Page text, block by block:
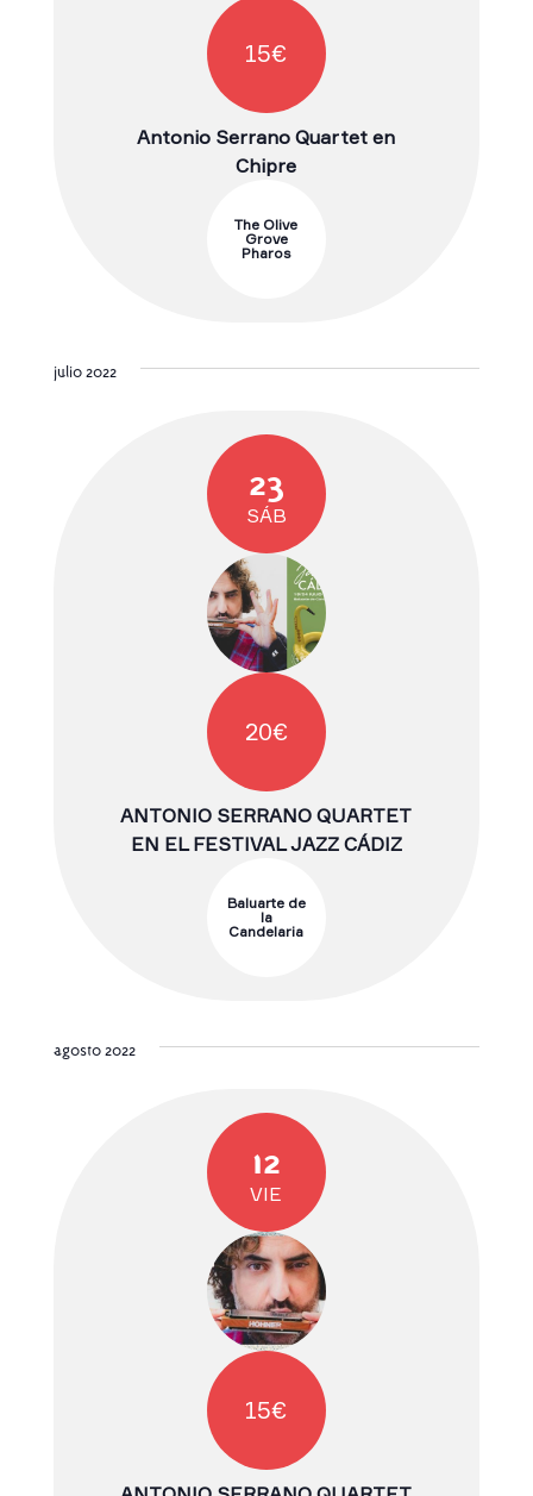
Antonio Serrano Quartet en
Chipre
The Olive
Grove
Pharos
15€
julio 2022
SÁB
23
ANTONIO SERRANO QUARTET
EN EL FESTIVAL JAZZ CÁDIZ
Baluarte de
la
Candelaria
20€
agosto 2022
VIE
12
15€